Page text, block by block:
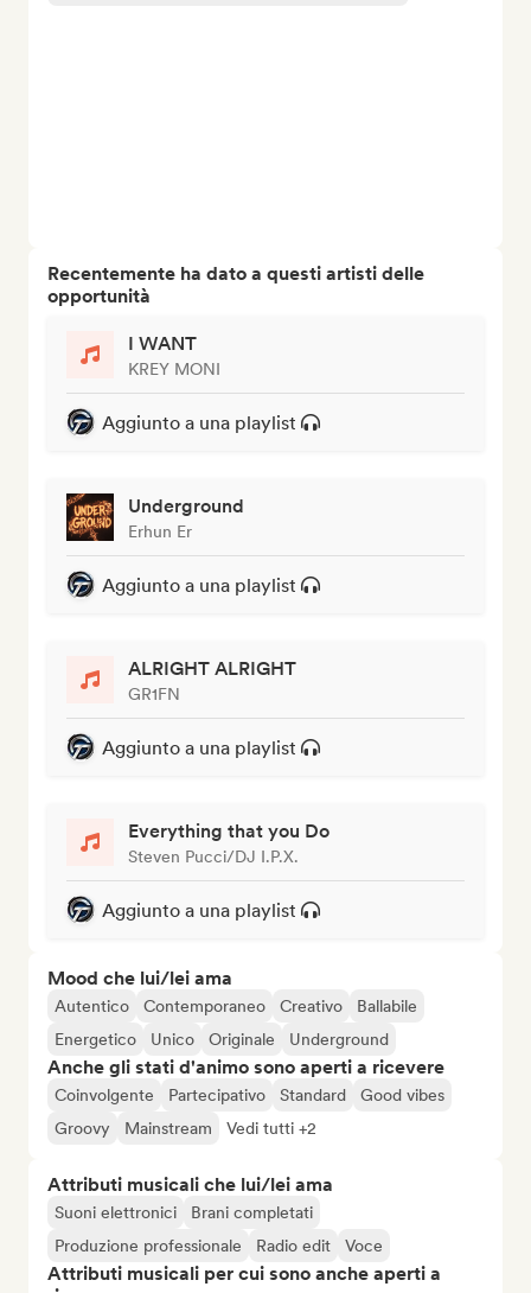
Recentemente ha dato a questi artisti delle
opportunità
I WANT
KREY MONI
Aggiunto a una playlist
Underground
Erhun Er
Aggiunto a una playlist
ALRIGHT ALRIGHT
GR1FN
Aggiunto a una playlist
Everything that you Do
Steven Pucci/DJ I.P.X.
Aggiunto a una playlist
Mood che lui/lei ama
Autentico Contemporaneo Creativo
Ballabile
Energetico
Unico Originale Underground
Anche gli stati d'animo sono aperti a ricevere
Coinvolgente Partecipativo Standard
Good vibes
Groovy
Mainstream Vedi tutti +2
Attributi musicali che lui/lei ama
Suoni elettronici
Brani completati
Produzione professionale
Radio edit Voce
Attributi musicali per cui sono anche aperti a